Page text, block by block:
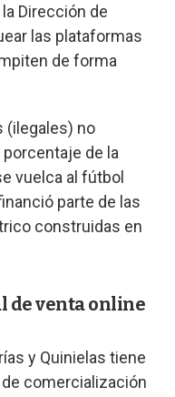
Dirección de
las plataformas
de forma
(ilegales) no
porcentaje de la
vuelca al fútbol
parte de las
construidas en
de venta online
y Quinielas tiene
comercialización